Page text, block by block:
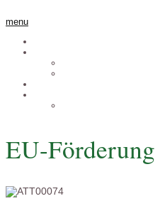
menu
EU-Förderung